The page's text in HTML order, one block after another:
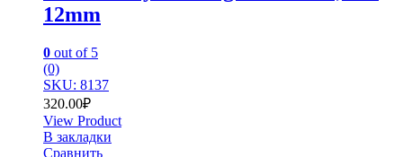
12mm
0 out of 5
(0)
SKU: 8137
320.00₽
View Product
В закладки
Сравнить